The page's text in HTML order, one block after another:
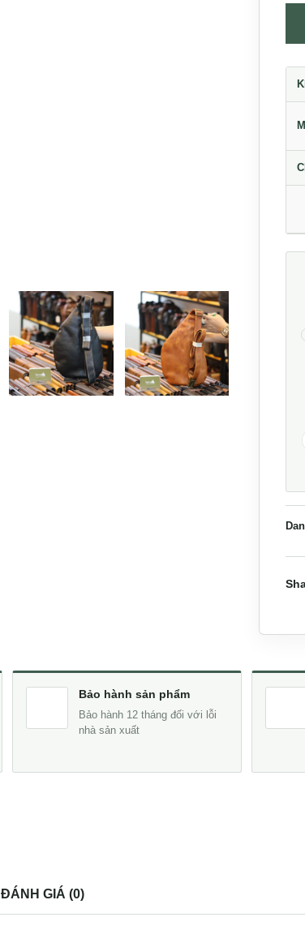
Bảo hành sản phẩm
Bảo hành 12 tháng đối với lỗi
nhà sản xuất
ĐÁNH GIÁ (0)